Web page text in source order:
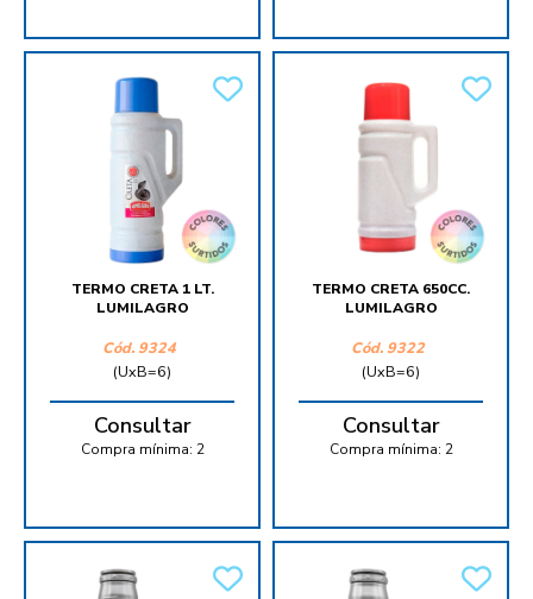
TERMO CRETA 1 LT.
LUMILAGRO
Cód. 9324
(UxB=6)
Consultar
Compra mínima: 2
TERMO CRETA 650CC.
LUMILAGRO
Cód. 9322
(UxB=6)
Consultar
Compra mínima: 2